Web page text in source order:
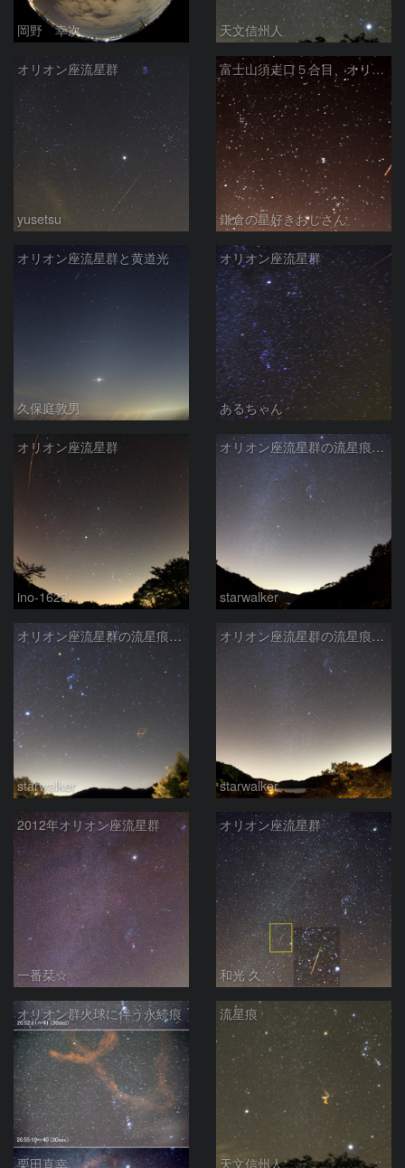
岡野 幸次 天文信州人
オリオン座流星群
yusetsu
富士山須走口５合目、オリオン座流星群火球＋痕
鎌倉の星好きおじさん
オリオン座流星群と黄道光
久保庭敦男
オリオン座流星群
あるちゃん
オリオン座流星群
ino-1623
オリオン座流星群の流星痕・23分後
starwalker
オリオン座流星群の流星痕・6分後
starwalker
オリオン座流星群の流星痕・出現直後
starwalker
2012年オリオン座流星群
一番栞☆
オリオン座流星群
和光 久
オリオン群火球に伴う永続痕
栗田直幸
流星痕
天文信州人